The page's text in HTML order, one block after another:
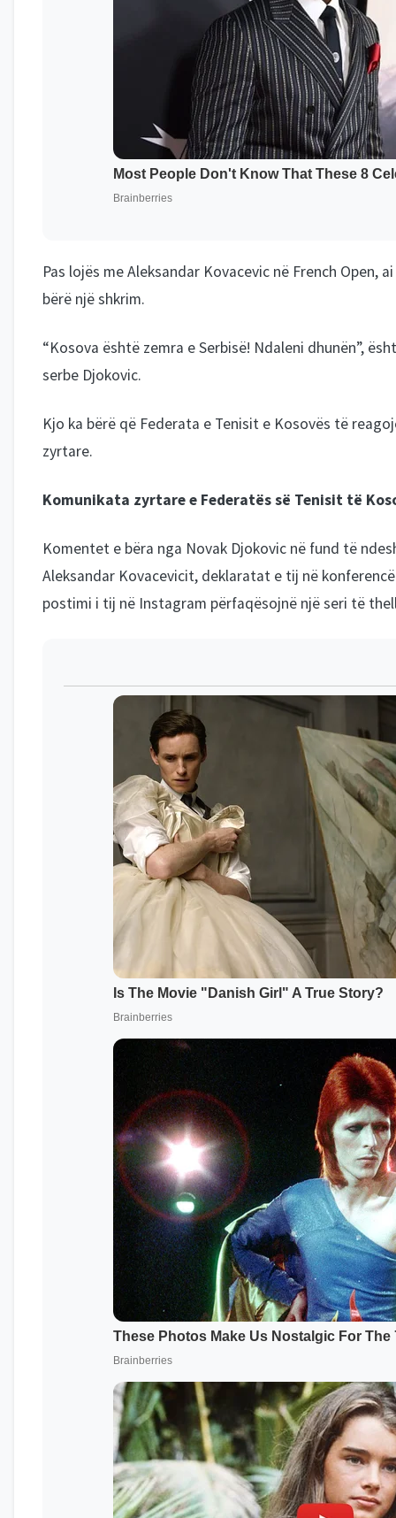
Pas lojës me Aleksandar Kovacevic në French Open,
bërë një shkrim.
“Kosova është zemra e Serbisë! Ndaleni dhunën”,
serbe Djokovic.
Kjo ka bërë që Federata e Tenisit e Kosovës të
zyrtare.
Komunikata zyrtare e Federatës së Tenisit të
Komentet e bëra nga Novak Djokovic në fund të
Aleksandar Kovacevicit, deklaratat e tij në
postimi i tij në Instagram përfaqësojnë një seri të